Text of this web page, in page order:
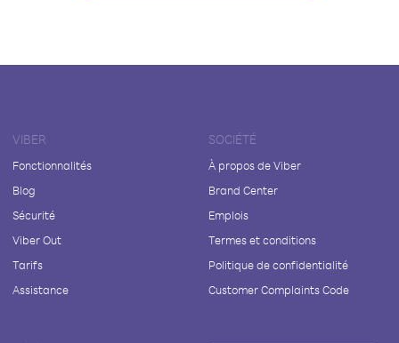
VIBER
Fonctionnalités
Blog
Sécurité
Viber Out
Tarifs
Assistance
SOCIÉTÉ
À propos de Viber
Brand Center
Emplois
Termes et conditions
Politique de confidentialité
Customer Complaints Code